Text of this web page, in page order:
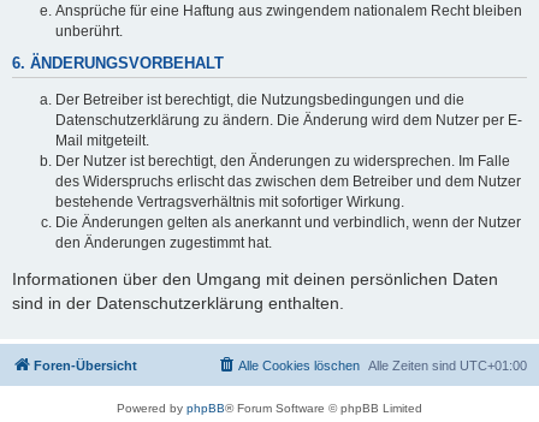
Ansprüche für eine Haftung aus zwingendem nationalem Recht bleiben
unberührt.
6. ÄNDERUNGSVORBEHALT
Der Betreiber ist berechtigt, die Nutzungsbedingungen und die
Datenschutzerklärung zu ändern. Die Änderung wird dem Nutzer per E-
Mail mitgeteilt.
Der Nutzer ist berechtigt, den Änderungen zu widersprechen. Im Falle
des Widerspruchs erlischt das zwischen dem Betreiber und dem Nutzer
bestehende Vertragsverhältnis mit sofortiger Wirkung.
Die Änderungen gelten als anerkannt und verbindlich, wenn der Nutzer
den Änderungen zugestimmt hat.
Informationen über den Umgang mit deinen persönlichen Daten
sind in der Datenschutzerklärung enthalten.
Foren-Übersicht Alle Zeiten sind UTC+01:00
Alle Cookies löschen
Powered by phpBB® Forum Software © phpBB Limited